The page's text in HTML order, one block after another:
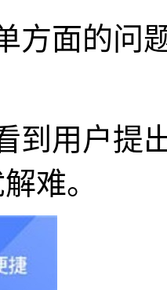
方面的问
到用户提
难。